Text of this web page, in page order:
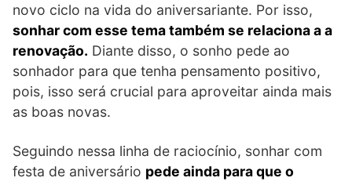
novo ciclo na vida do aniversariante. Por isso,
sonhar com esse tema também se relaciona a a
renovação. Diante disso, o sonho pede ao
sonhador para que tenha pensamento positivo,
pois, isso será crucial para aproveitar ainda mais
as boas novas.
Seguindo nessa linha de raciocínio, sonhar com
festa de aniversário pede ainda para que o